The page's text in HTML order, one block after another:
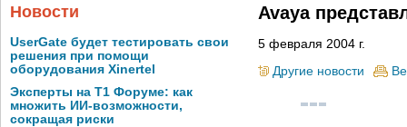
Новости
UserGate будет тестировать свои
решения при помощи
оборудования Xinertel
Эксперты на Т1 Форуме: как
множить ИИ-возможности,
сокращая риски
Avaya
5 февраля 2004 г.
Другие новости